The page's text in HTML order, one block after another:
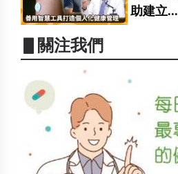
助建立...
▋關注我們